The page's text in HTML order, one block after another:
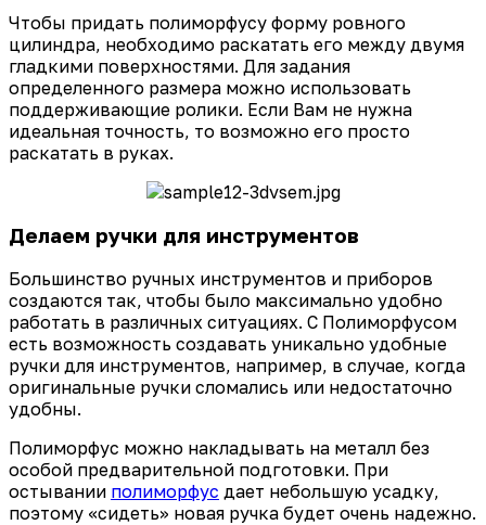
Чтобы придать полиморфусу форму ровного
цилиндра, необходимо раскатать его между двумя
гладкими поверхностями. Для задания
определенного размера можно использовать
поддерживающие ролики. Если Вам не нужна
идеальная точность, то возможно его просто
раскатать в руках.
Делаем ручки для инструментов
Большинство ручных инструментов и приборов
создаются так, чтобы было максимально удобно
работать в различных ситуациях. С Полиморфусом
есть возможность создавать уникально удобные
ручки для инструментов, например, в случае, когда
оригинальные ручки сломались или недостаточно
удобны.
Полиморфус можно накладывать на металл без
особой предварительной подготовки. При
остывании полиморфус дает небольшую усадку,
поэтому «сидеть» новая ручка будет очень надежно.